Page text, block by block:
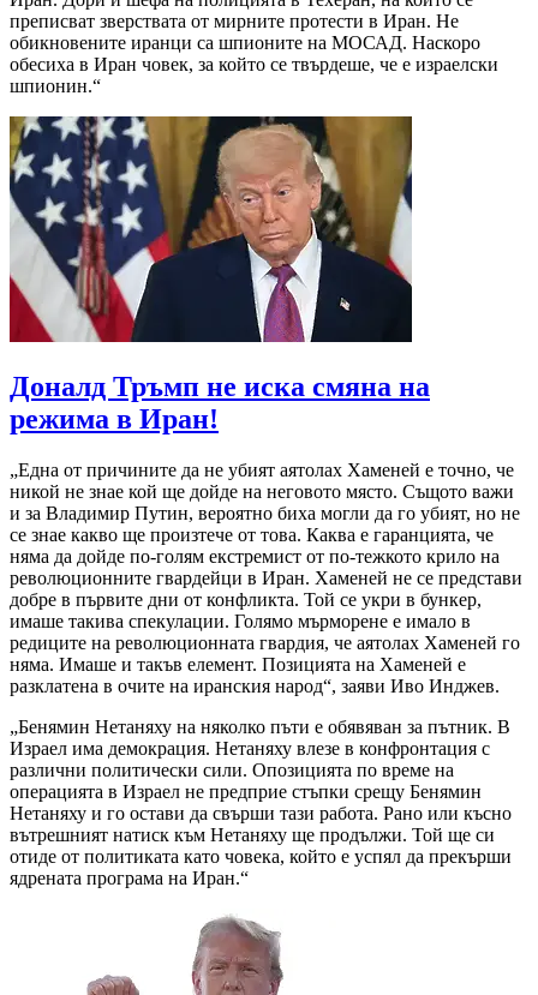
преписват зверствата от мирните протести в Иран. Не
обикновените иранци са шпионите на МОСАД. Наскоро
обесиха в Иран човек, за който се твърдеше, че е израелски
шпионин.“
Доналд Тръмп не иска смяна на
режима в Иран!
„Една от причините да не убият аятолах Хаменей е точно, че
никой не знае кой ще дойде на неговото място. Същото важи
и за Владимир Путин, вероятно биха могли да го убият, но не
се знае какво ще произтече от това. Каква е гаранцията, че
няма да дойде по-голям екстремист от по-тежкото крило на
революционните гвардейци в Иран. Хаменей не се представи
добре в първите дни от конфликта. Той се укри в бункер,
имаше такива спекулации. Голямо мърморене е имало в
редиците на революционната гвардия, че аятолах Хаменей го
няма. Имаше и такъв елемент. Позицията на Хаменей е
разклатена в очите на иранския народ“, заяви Иво Инджев.
„Бенямин Нетаняху на няколко пъти е обявяван за пътник. В
Израел има демокрация. Нетаняху влезе в конфронтация с
различни политически сили. Опозицията по време на
операцията в Израел не предприе стъпки срещу Бенямин
Нетаняху и го остави да свърши тази работа. Рано или късно
вътрешният натиск към Нетаняху ще продължи. Той ще си
отиде от политиката като човека, който е успял да прекърши
ядрената програма на Иран.“